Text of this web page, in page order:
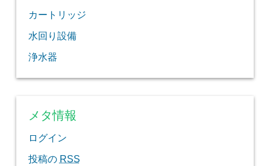
カートリッジ
水回り設備
浄水器
メタ情報
ログイン
投稿の RSS